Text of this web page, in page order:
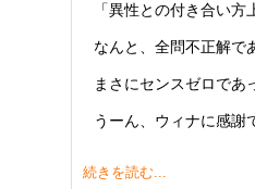
「異性との付き合い
なんと、全問不正解で
まさにセンスゼロであ
うーん、ウィナに感謝
続きを読む...